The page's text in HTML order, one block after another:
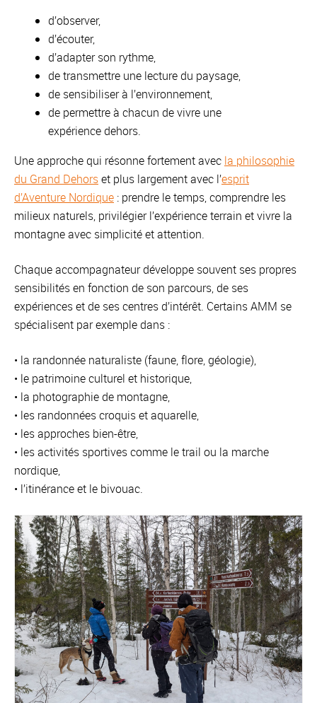
d’observer,
d’écouter,
d’adapter son rythme,
de transmettre une lecture du paysage,
de sensibiliser à l’environnement,
de permettre à chacun de vivre une
expérience dehors.
Une approche qui résonne fortement avec la philosophie
du Grand Dehorset plus largement avec l’esprit
d’Aventure Nordique : prendre le temps, comprendre les
milieux naturels, privilégier l’expérience terrain et vivre la
montagne avec simplicité et attention.
Chaque accompagnateur développe souvent ses propres
sensibilités en fonction de son parcours, de ses
expériences et de ses centres d’intérêt. Certains AMM se
spécialisent par exemple dans :
• la randonnée naturaliste (faune, flore, géologie),
• le patrimoine culturel et historique,
• la photographie de montagne,
• les randonnées croquis et aquarelle,
• les approches bien-être,
• les activités sportives comme le trail ou la marche
nordique,
• l’itinérance et le bivouac.